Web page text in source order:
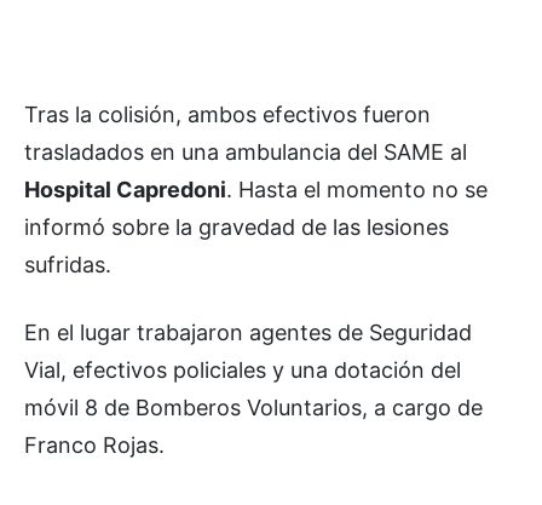
Tras la colisión, ambos efectivos fueron
trasladados en una ambulancia del SAME al
Hospital Capredoni. Hasta el momento no se
informó sobre la gravedad de las lesiones
sufridas.
En el lugar trabajaron agentes de Seguridad
Vial, efectivos policiales y una dotación del
móvil 8 de Bomberos Voluntarios, a cargo de
Franco Rojas.